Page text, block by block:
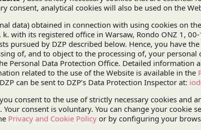
sienta un importante precedente, y en el
del concurso de acreedores de
correspondientes a OHL.
Nuestro despacho ha representado a
importante precedente, y en el cual OHL
acreedores de Hydrobudowa Polska (HBP)